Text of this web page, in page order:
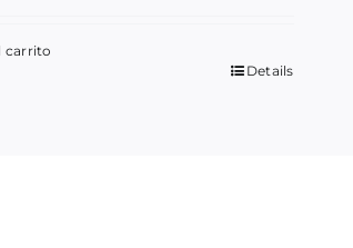
carrito
Details